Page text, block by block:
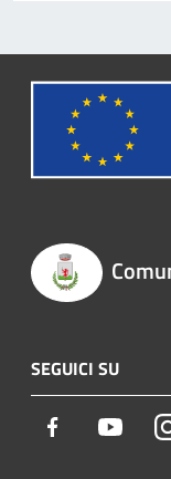
SEGUICI SU
Facebook